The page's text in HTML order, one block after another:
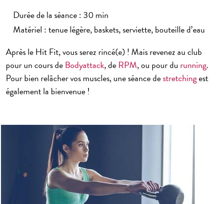
Durée de la séance : 30 min
Matériel : tenue légère, baskets, serviette, bouteille d’eau
Après le Hit Fit, vous serez rincé(e) ! Mais revenez au club
pour un cours deBodyattack, deRPM, ou pour du running.
Pour bien relâcher vos muscles, une séance destretchingest
également la bienvenue !